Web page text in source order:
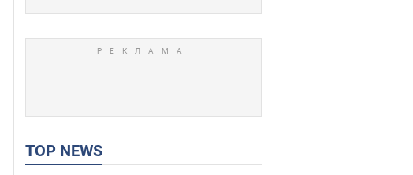
TOP NEWS